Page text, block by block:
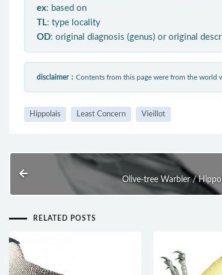
ex: based on
TL: type locality
OD: original diagnosis (genus) or original
disclaimer： Contents from this page were from the world
Hippolais Least Concern Vieillot
Olive-tree Warbler /
RELATED POSTS